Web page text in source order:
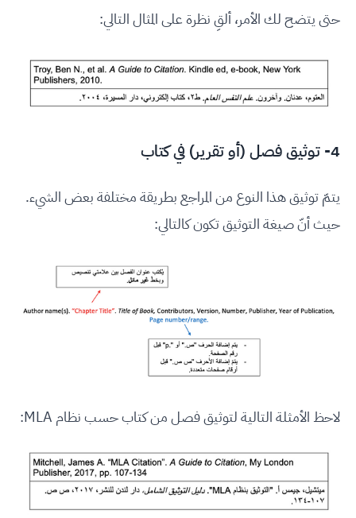
حتى يتضح لك الأمر، ألقِ نظرة على المثال التالي:
4- توثيق فصل (أو تقرير) في كتاب
يتمّ توثيق هذا النوع من المراجع بطريقة مختلفة بعض الشيء.
حيث أنّ صيغة التوثيق تكون كالتالي:
لاحظ الأمثلة التالية لتوثيق فصل من كتاب حسب نظام MLA: